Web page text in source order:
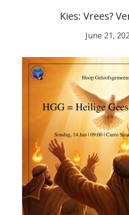
Kies: Vrees?
June 21,